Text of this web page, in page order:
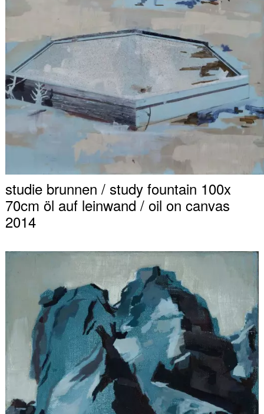
studie brunnen / study fountain 100x
70cm öl auf leinwand / oil on canvas
2014